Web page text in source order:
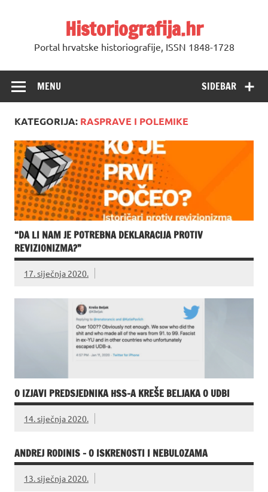
Historiografija.hr
Portal hrvatske historiografije, ISSN 1848-1728
SIDEBAR
MENU
KATEGORIJA: RASPRAVE I POLEMIKE
“DA LI NAM JE POTREBNA DEKLARACIJA PROTIV
REVIZIONIZMA?”
17. siječnja 2020.
O IZJAVI PREDSJEDNIKA HSS-A KREŠE BELJAKA O UDBI
14. siječnja 2020.
ANDREJ RODINIS – O ISKRENOSTI I NEBULOZAMA
13. siječnja 2020.